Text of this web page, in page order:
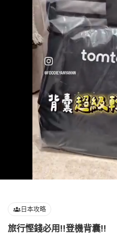
Loaded
100.00%
日本攻略
旅行慳錢必用‼️登機背囊‼️